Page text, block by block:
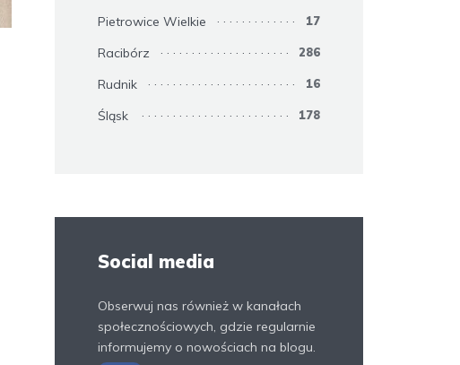
Pietrowice Wielkie 17
Racibórz 286
Rudnik 16
Śląsk 178
Social media
Obserwuj nas również w kanałach
społecznościowych, gdzie regularnie
informujemy o nowościach na blogu.